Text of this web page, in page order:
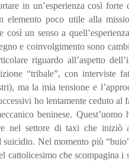
in un’esperienza così forte
elemento poco utile alla
un senso a
e coinvolgimento sono
riguardo all’aspetto
“tribale”, con interviste
ma la mia tensione e
ho lentamente ceduto al
beninese.
nel settore di taxi che iniziò
suicidio. Nel momento più
cattolicesimo che scompagina i